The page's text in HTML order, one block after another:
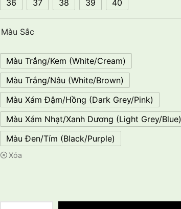
36 37 38 39 40
Màu Sắc
Màu Trắng/Kem (White/Cream)
Màu Trắng/Nâu (White/Brown)
Màu Xám Đậm/Hồng (Dark Grey/Pink)
Màu Xám Nhạt/Xanh Dương (Light Grey/Blue)
Màu Đen/Tím (Black/Purple)
Xóa